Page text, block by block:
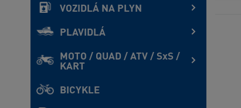
VOZIDLÁ NA PLYN
PLAVIDLÁ
MOTO / QUAD / ATV / SxS /
KART
BICYKLE